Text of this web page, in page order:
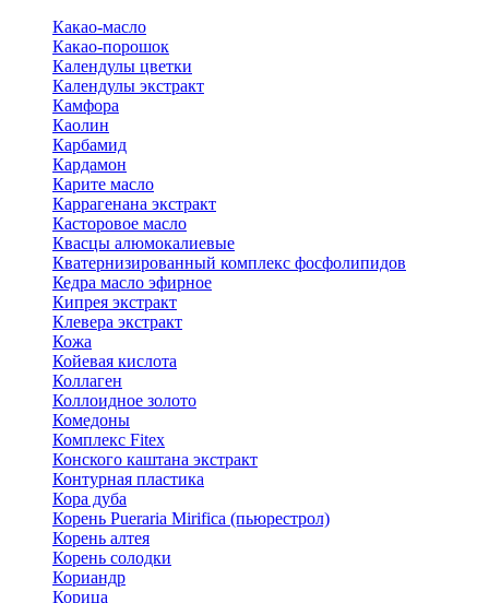
Какао-масло
Какао-порошок
Календулы цветки
Календулы экстракт
Камфора
Каолин
Карбамид
Кардамон
Карите масло
Каррагенана экстракт
Касторовое масло
Квасцы алюмокалиевые
Кватернизированный комплекс фосфолипидов
Кедра масло эфирное
Кипрея экстракт
Клевера экстракт
Кожа
Койевая кислота
Коллаген
Коллоидное золото
Комедоны
Комплекс Fitex
Конского каштана экстракт
Контурная пластика
Кора дуба
Корень Pueraria Mirifica (пьюрестрол)
Корень алтея
Корень солодки
Кориандр
Корица